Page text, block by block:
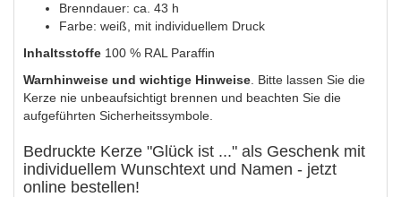
Brenndauer: ca. 43 h
Farbe: weiß, mit individuellem Druck
Inhaltsstoffe 100 % RAL Paraffin
Warnhinweise und wichtige Hinweise . Bitte lassen Sie die
Kerze nie unbeaufsichtigt brennen und beachten Sie die
aufgeführten Sicherheitssymbole.
Bedruckte Kerze "Glück ist ..." als Geschenk mit
individuellem Wunschtext und Namen - jetzt
online bestellen!